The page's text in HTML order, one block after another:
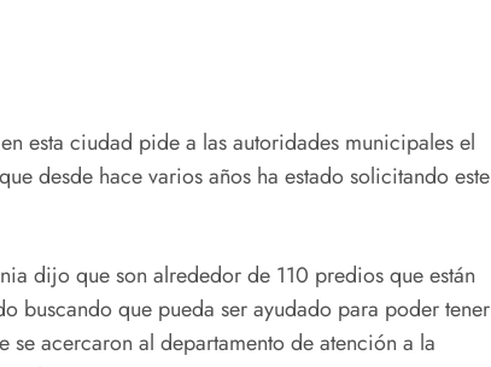
esta ciudad pide a las autoridades municipales el
desde hace varios años ha estado solicitando este
dijo que son alrededor de 110 predios que están
buscando que pueda ser ayudado para poder tener
acercaron al departamento de atención a la